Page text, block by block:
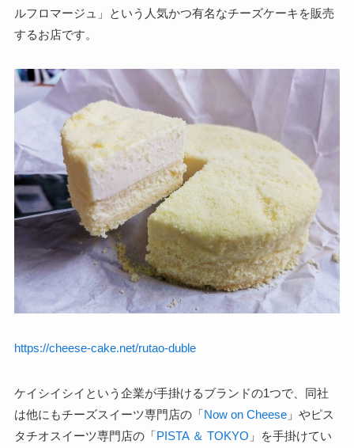
ルフロマージュ」という人気かつ有名なチーズケーキを販売
するお店です。
https://cheese-cake.net/rutao-duble
ケイシイシイという企業が手掛けるブランドの1つで、同社
は他にもチーズスイーツ専門店の「Now on Cheese」やピス
タチオスイーツ専門店の「PISTA ＆ TOKYO 」を手掛けてい